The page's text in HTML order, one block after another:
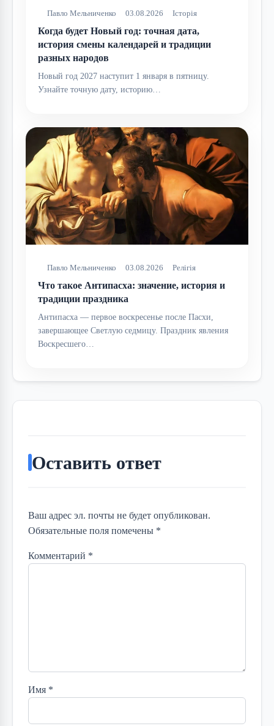
Павло Мельниченко 03.08.2026 Історія
Когда будет Новый год: точная дата,
история смены календарей и традиции
разных народов
Новый год 2027 наступит 1 января в пятницу.
Узнайте точную дату, историю…
Павло Мельниченко 03.08.2026 Релігія
Что такое Антипасха: значение, история и
традиции праздника
Антипасха — первое воскресенье после Пасхи,
завершающее Светлую седмицу. Праздник явления
Воскресшего…
Оставить ответ
Ваш адрес эл. почты не будет опубликован.
Обязательные поля помечены *
Комментарий *
Имя *